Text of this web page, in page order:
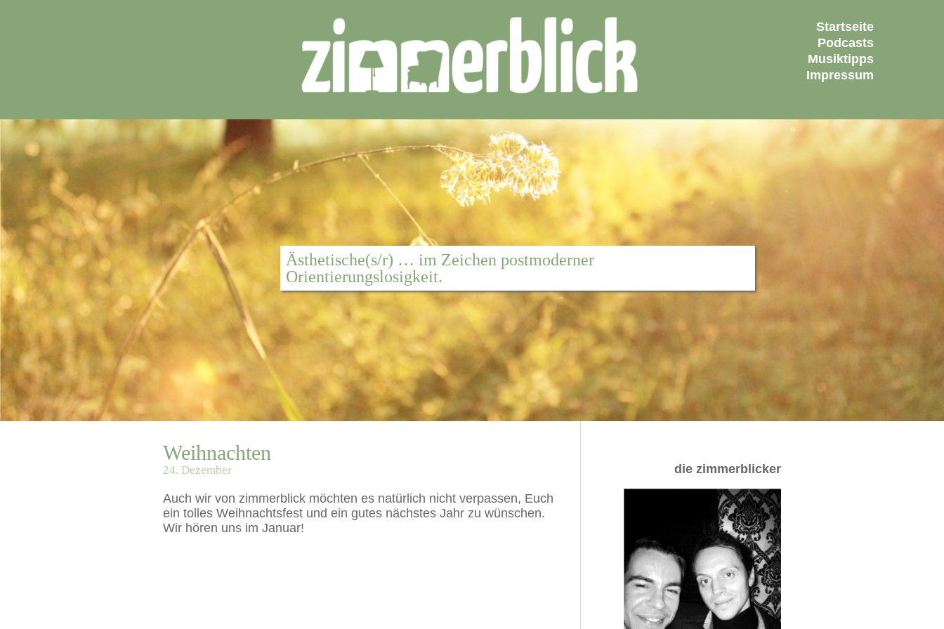
Startseite
Podcasts
Musiktipps
Impressum
Ästhetische(s/r) … im Zeichen postmoderner
Orientierungslosigkeit.
Weihnachten
24. Dezember
Auch wir von zimmerblick möchten es natürlich nicht verpassen, Euch
ein tolles Weihnachtsfest und ein gutes nächstes Jahr zu wünschen.
Wir hören uns im Januar!
die zimmerblicker